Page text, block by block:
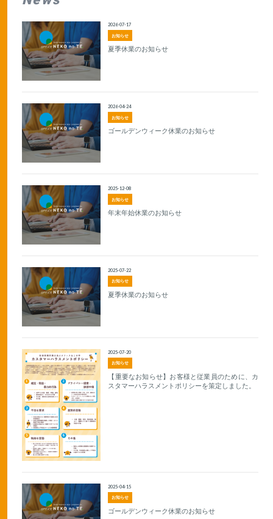
お知らせ
2026-07-17
夏季休業のお知らせ
お知らせ
2026-04-24
ゴールデンウィーク休業のお知らせ
お知らせ
2025-12-08
年末年始休業のお知らせ
お知らせ
2025-07-22
夏季休業のお知らせ
お知らせ
2025-07-20
【重要なお知らせ】お客様と従業員のために、カ
スタマーハラスメントポリシーを策定しました。
お知らせ
2025-04-15
ゴールデンウィーク休業のお知らせ